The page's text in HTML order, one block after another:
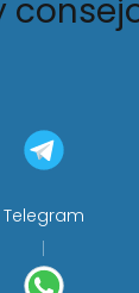
Telegram